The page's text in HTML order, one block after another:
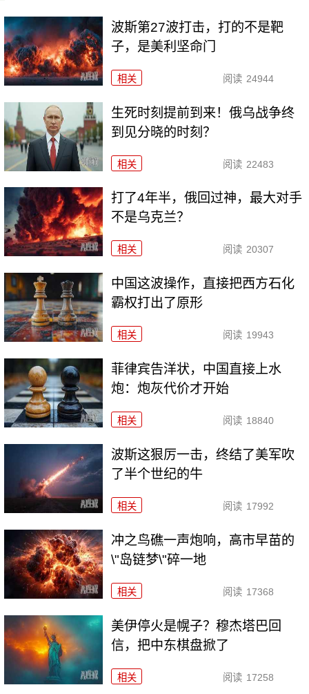
波斯第27波打击，打的不是靶
子，是美利坚命门
相关 阅读 24944
生死时刻提前到来！俄乌战争终
到见分晓的时刻？
相关 阅读 22483
打了4年半，俄回过神，最大对手
不是乌克兰？
相关 阅读 20307
中国这波操作，直接把西方石化
霸权打出了原形
相关 阅读 19943
菲律宾告洋状，中国直接上水
炮：炮灰代价才开始
相关 阅读 18840
波斯这狠厉一击，终结了美军吹
了半个世纪的牛
相关 阅读 17992
冲之鸟礁一声炮响，高市早苗的
\"岛链梦\"碎一地
相关 阅读 17368
美伊停火是幌子？穆杰塔巴回
信，把中东棋盘掀了
相关 阅读 17258